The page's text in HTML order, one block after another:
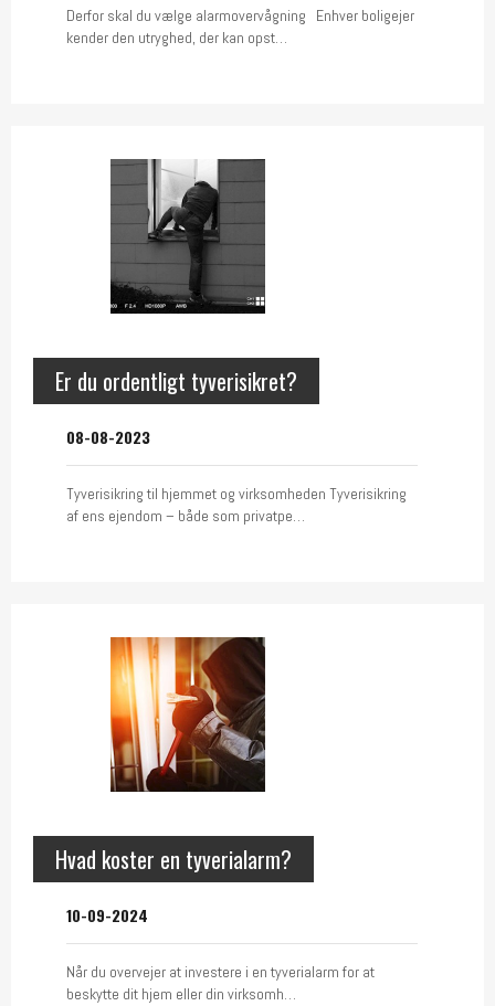
Derfor skal du vælge alarmovervågning Enhver boligejer
kender den utryghed, der kan opst…
Er du ordentligt tyverisikret?
08-08-2023
Tyverisikring til hjemmet og virksomheden Tyverisikring
af ens ejendom – både som privatpe…
Hvad koster en tyverialarm?
10-09-2024
Når du overvejer at investere i en tyverialarm for at
beskytte dit hjem eller din virksomh…